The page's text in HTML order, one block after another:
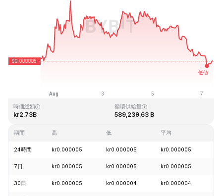
時価総額
kr2.73B
循環供給量
589,239.63 B
期間 高 低 平均
24時間 kr0.000005 kr0.000005 kr0.000005
7日 kr0.000005 kr0.000005 kr0.000005
30日 kr0.000005 kr0.000004 kr0.000004